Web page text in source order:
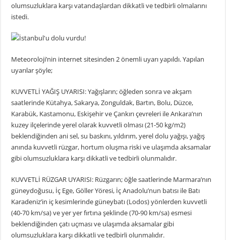
olumsuzluklara karşı vatandaşlardan dikkatli ve tedbirli olmalarını
istedi.
Meteoroloji’nin internet sitesinden 2 önemli uyarı yapıldı. Yapılan
uyarılar şöyle;
KUVVETLİ YAĞIŞ UYARISI: Yağışların; öğleden sonra ve akşam
saatlerinde Kütahya, Sakarya, Zonguldak, Bartın, Bolu, Düzce,
Karabük, Kastamonu, Eskişehir ve Çankırı çevreleri ile Ankara’nın
kuzey ilçelerinde yerel olarak kuvvetli olması (21-50 kg/m2)
beklendiğinden ani sel, su baskını, yıldırım, yerel dolu yağışı, yağış
anında kuvvetli rüzgar, hortum oluşma riski ve ulaşımda aksamalar
gibi olumsuzluklara karşı dikkatli ve tedbirli olunmalıdır.
KUVVETLİ RÜZGAR UYARISI: Rüzgarın; öğle saatlerinde Marmara’nın
güneydoğusu, İç Ege, Göller Yöresi, İç Anadolu’nun batısı ile Batı
Karadeniz’in iç kesimlerinde güneybatı (Lodos) yönlerden kuvvetli
(40-70 km/sa) ve yer yer fırtına şeklinde (70-90 km/sa) esmesi
beklendiğinden çatı uçması ve ulaşımda aksamalar gibi
olumsuzluklara karşı dikkatli ve tedbirli olunmalıdır.